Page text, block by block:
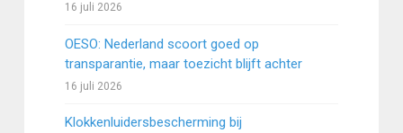
16 juli 2026
OESO: Nederland scoort goed op
transparantie, maar toezicht blijft achter
16 juli 2026
Klokkenluidersbescherming bij